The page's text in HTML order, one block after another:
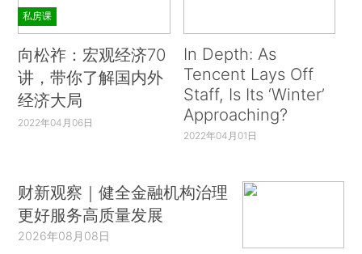
私房课
向松祚：宏观经济70
讲，带你了解国内外
经济大局
2022年04月06日
In Depth: As
Tencent Lays Off
Staff, Is Its ‘Winter’
Approaching?
2022年04月01日
财新观察｜健全金融机构治理
更好服务高质量发展
2026年08月08日